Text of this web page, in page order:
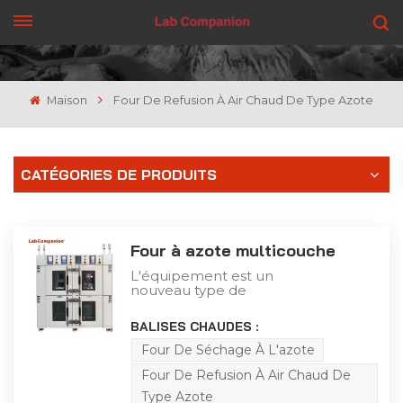
OBTENEZ UN DEVIS
Maison Four De Refusion À Air Chaud De Type Azote
CATÉGORIES DE PRODUITS
Four à azote multicouche
L'équipement est un
nouveau type de
industrielle, utilisant un
ventilateur haute
puissance résistant aux
hautes températures à
long arbre, une pale de
turbine en acier
BALISES CHAUDES :
Four De Séchage À L'azote
Four De Refusion À Air Chaud De
Type Azote